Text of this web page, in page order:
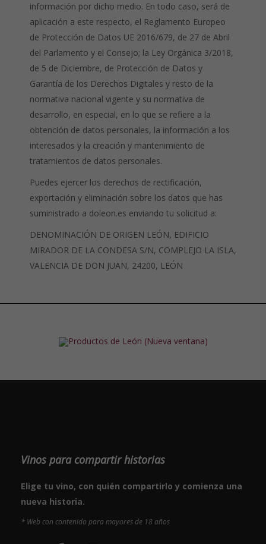
información por dicho medio. En todo caso, será de
aplicación a este respecto, el Reglamento Europeo
de Protección de Datos UE 2016/679, de 27 de Abril
del Parlamento y el Consejo; la Ley Orgánica 3/2018,
de 5 de Diciembre, de Protección de Datos y
Garantía de los Derechos Digitales y resto de la
normativa nacional vigente y su normativa de
desarrollo, en especial, en lo que se refiere a la
obtención de datos personales, la información a los
interesados y la creación y mantenimiento de
tratamientos de datos personales.
Puedes ejercer los derechos de rectificación,
exportación y eliminación sobre los datos que has
suministrado a doleon.es enviando tu solicitud a:
DENOMINACIÓN DE ORIGEN LEÓN, EDIFICIO
MIRADOR DE LA CONDESA S/N, COMPLEJO LA ISLA,
VALENCIA DE DON JUAN, 24200, LEÓN
Vinos para compartir historias
Elige tu vino, con quién compartirlo y comienza una
nueva historia.
* Web con contenido para mayores de 18 años